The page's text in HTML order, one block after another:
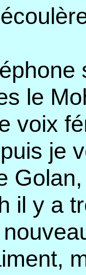
le
voix
je
il y a